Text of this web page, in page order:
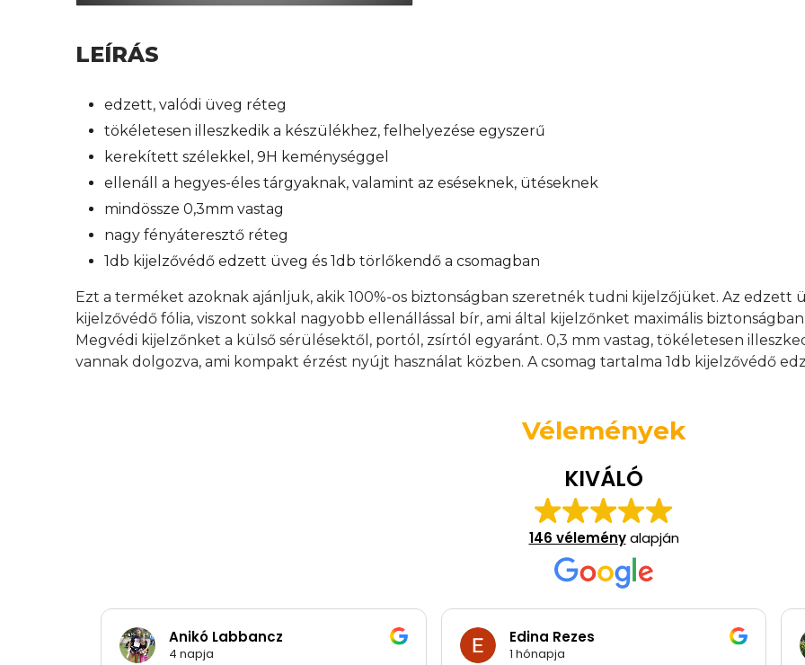
LEÍRÁS
edzett, valódi üveg réteg
tökéletesen illeszkedik a készülékhez, felhelyezése egyszerű
kerekített szélekkel, 9H keménységgel
ellenáll a hegyes-éles tárgyaknak, valamint az eséseknek, ütéseknek
mindössze 0,3mm vastag
nagy fényáteresztő réteg
1db kijelzővédő edzett üveg és 1db törlőkendő a csomagban
Ezt a terméket azoknak ajánljuk, akik 100%-os biztonságban szeretnék tudni kijelzőjüket. Az edzett
kijelzővédő fólia, viszont sokkal nagyobb ellenállással bír, ami által kijelzőnket maximális
Megvédi kijelzőnket a külső sérülésektől, portól, zsírtól egyaránt. 0,3 mm vastag, tökéletesen
vannak dolgozva, ami kompakt érzést nyújt használat közben. A csomag tartalma 1db kijelzővédő
Vélemények
KIVÁLÓ
146 véleményalapján
Anikó Labbancz
4 napja
Edina Rezes
1 hónapja